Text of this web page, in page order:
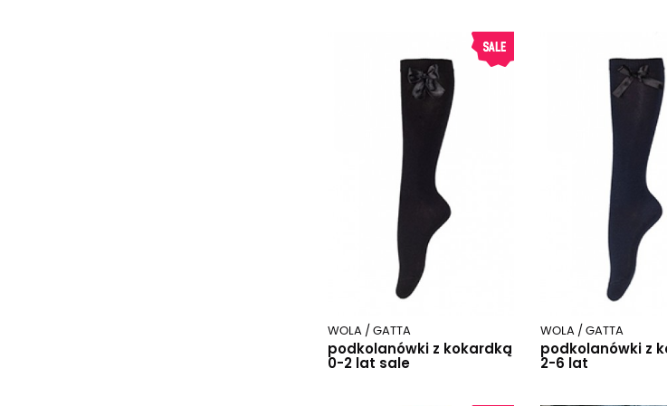
WOLA / GATTA
podkolanówki z kokardką
0-2 lat sale
WOLA / GATTA
podkolanówki z
2-6 lat